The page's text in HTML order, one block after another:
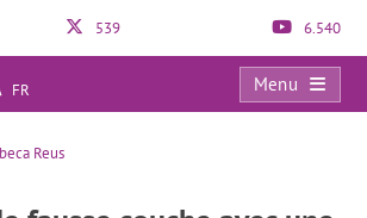
539 6.540
FR
Menu
FAQs
Reus